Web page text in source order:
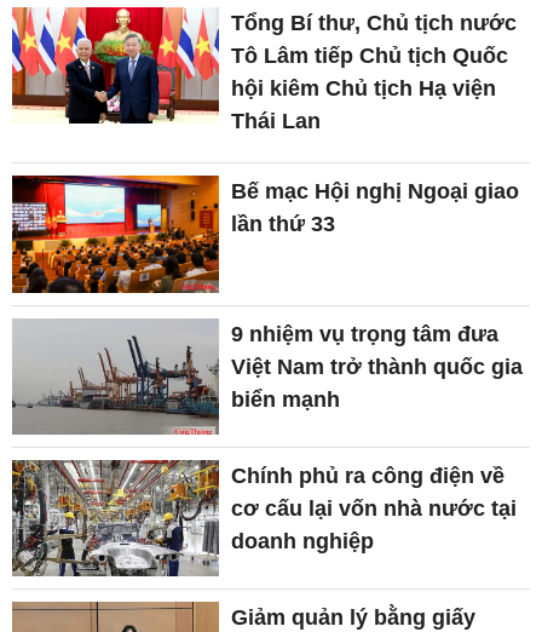
Tổng Bí thư, Chủ tịch nước
Tô Lâm tiếp Chủ tịch Quốc
hội kiêm Chủ tịch Hạ viện
Thái Lan
Bế mạc Hội nghị Ngoại giao
lần thứ 33
9 nhiệm vụ trọng tâm đưa
Việt Nam trở thành quốc gia
biển mạnh
Chính phủ ra công điện về
cơ cấu lại vốn nhà nước tại
doanh nghiệp
Giảm quản lý bằng giấy